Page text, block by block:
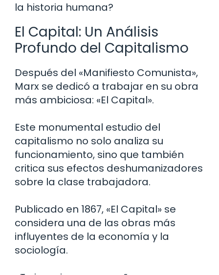
la historia humana?
El Capital: Un Análisis
Profundo del Capitalismo
Después del «Manifiesto Comunista»,
Marx se dedicó a trabajar en su obra
más ambiciosa: «El Capital».
Este monumental estudio del
capitalismo no solo analiza su
funcionamiento, sino que también
critica sus efectos deshumanizadores
sobre la clase trabajadora.
Publicado en 1867, «El Capital» se
considera una de las obras más
influyentes de la economía y la
sociología.